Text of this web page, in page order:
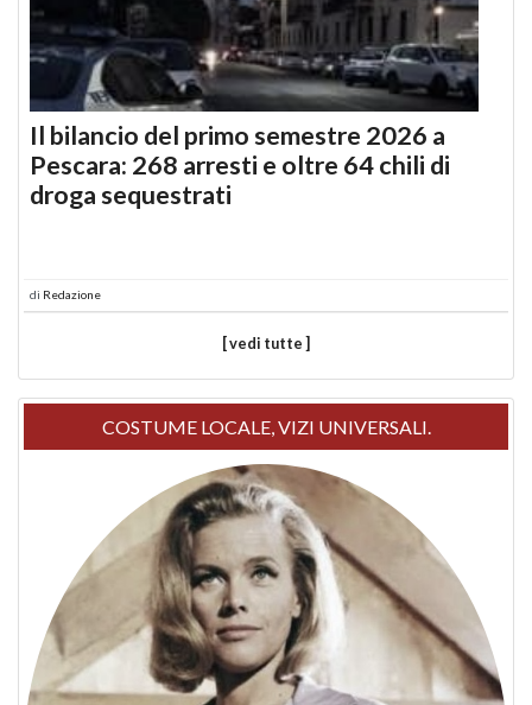
Il bilancio del primo semestre 2026 a
Pescara: 268 arresti e oltre 64 chili di
droga sequestrati
di Redazione
[ vedi tutte ]
COSTUME LOCALE, VIZI UNIVERSALI.